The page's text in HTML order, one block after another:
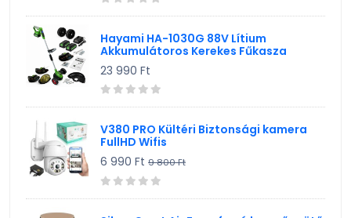
Hayami HA-1030G 88V Lítium
Akkumulátoros Kerekes Fűkasza
23 990 Ft
V380 PRO Kültéri Biztonsági kamera
FullHD Wifis
6 990 Ft 9 800 Ft